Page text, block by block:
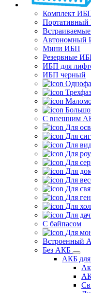
Комплект
Автономный
Мини ИБП
Резервные
ИБП для
ИБП черный
С внешним
Для
Для
Для
Для
Для
Для
Для
Для
Для
Для
Для
С байпасом
Для
Встроенный
Без АКБ
АКБ